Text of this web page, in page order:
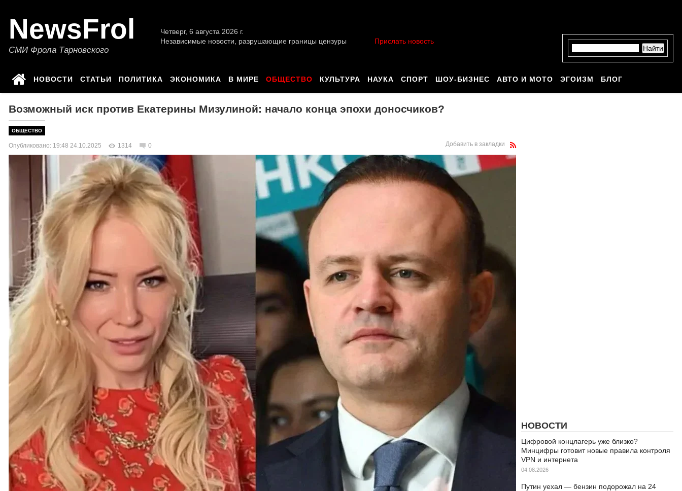
NewsFrol
СМИ Фрола Тарновского
Четверг, 6 августа 2026 г.
Независимые новости, разрушающие границы цензуры
Прислать новость
НОВОСТИ СТАТЬИ ПОЛИТИКА ЭКОНОМИКА В МИРЕ ОБЩЕСТВО КУЛЬТУРА НАУКА СПОРТ ШОУ-БИЗНЕС АВТО И МОТО ЭГОИЗМ БЛОГ
Возможный иск против Екатерины Мизулиной: начало конца эпохи доносчиков?
ОБЩЕСТВО
Опубликовано: 19:48 24.10.2025 1314 0 Добавить в закладки
НОВОСТИ
Цифровой концлагерь уже близко?
Минцифры готовит новые правила контроля
VPN и интернета
04.08.2026
Путин уехал — бензин подорожал на 24